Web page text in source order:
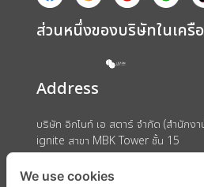
ส่วนหนึ่งของบริษัทในเครือ
Address
บริษัท อิกไนท์ เอ สตาร์ จำกัด (สำนักง
ignite สาขา MBK Tower ชั้น 15
ถนนพญาไท แขวงวังใหม่ เขตปทุมวัน
We use cookies